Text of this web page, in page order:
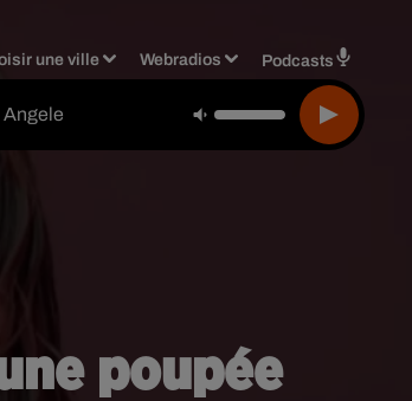
une ville Webradios Podcasts
Angele
poupée